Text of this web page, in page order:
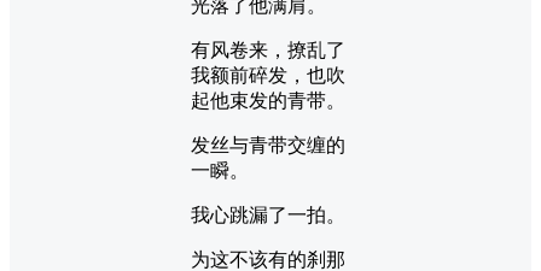
光落了他满肩。
有风卷来，撩乱了
我额前碎发，也吹
起他束发的青带。
发丝与青带交缠的
一瞬。
我心跳漏了一拍。
为这不该有的刹那